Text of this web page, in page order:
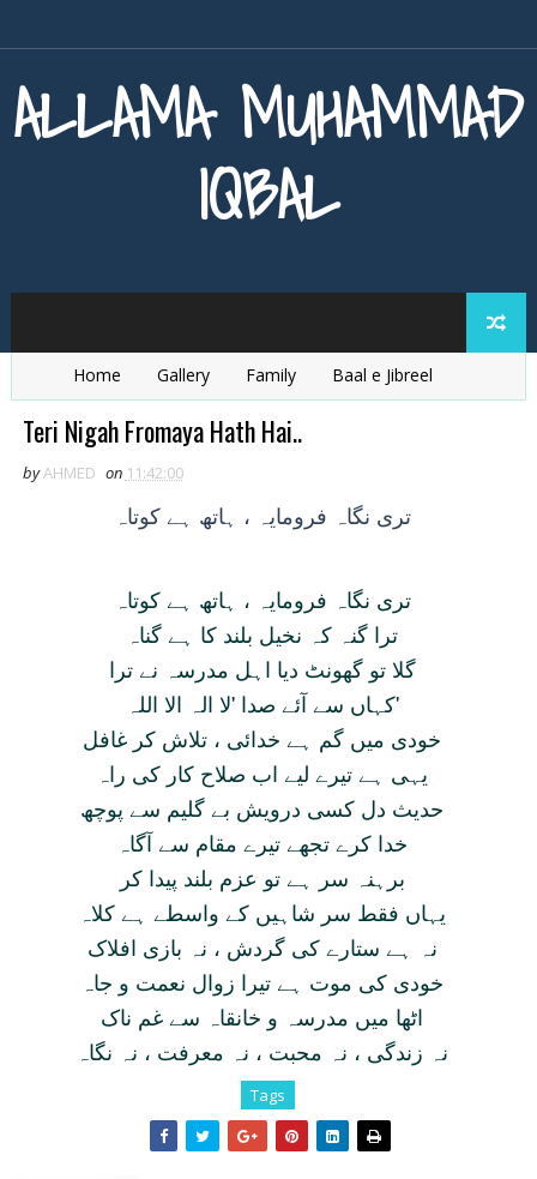
ALLAMA MUHAMMAD
IQBAL
Home Gallery Family
Baal e Jibreel
Zarb e Kaleem
Armaghan e Hijaz
Teri Nigah Fromaya Hath Hai..
byAHMED on 11:42:00
تری نگاہ فرومايہ ، ہاتھ ہے کوتاہ
تری نگاہ فرومايہ ، ہاتھ ہے کوتاہ
ترا گنہ کہ نخيل بلند کا ہے گناہ
گلا تو گھونٹ ديا اہل مدرسہ نے ترا
کہاں سے آئے صدا 'لا الہ الا اللہ'
خودی ميں گم ہے خدائی ، تلاش کر غافل
يہی ہے تيرے ليے اب صلاح کار کی راہ
حديث دل کسی درويش بے گليم سے پوچھ
خدا کرے تجھے تيرے مقام سے آگاہ
برہنہ سر ہے تو عزم بلند پيدا کر
يہاں فقط سر شاہيں کے واسطے ہے کلاہ
نہ ہے ستارے کی گردش ، نہ بازی افلاک
خودی کی موت ہے تيرا زوال نعمت و جاہ
اٹھا ميں مدرسہ و خانقاہ سے غم ناک
نہ زندگی ، نہ محبت ، نہ معرفت ، نہ نگاہ
Tags